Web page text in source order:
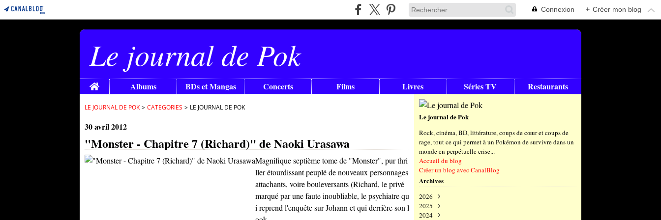
Connexion + Créer mon blog
Le journal de Pok
Home Albums BDs et Mangas Concerts Films Livres Séries TV Restaurants
LE JOURNAL DE POK > CATEGORIES > LE JOURNAL DE POK
30 avril 2012
"Monster - Chapitre 7 (Richard)" de Naoki Urasawa
Magnifique septième tome de "Monster", pur thri
ller étourdissant peuplé de nouveaux personnages
attachants, voire bouleversants (Richard, le privé
marqué par une faute inoubliable, le psychiatre qu
i reprend l'enquête sur Johann et qui derrière son l
Le journal de Pok
Rock, cinéma, BD, littérature, coups de cœur et coups de
rage, tout ce qui permet à un Pokémon de survivre dans un
monde en perpétuelle crise...
Accueil du blog
Créer un blog avec CanalBlog
Archives
2026
Août
Juillet
2025
Décembre
2024